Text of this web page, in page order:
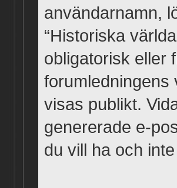
användarnamn,
“Historiska
obligatorisk eller
forumledningens
visas publikt.
genererade e-
du vill ha och